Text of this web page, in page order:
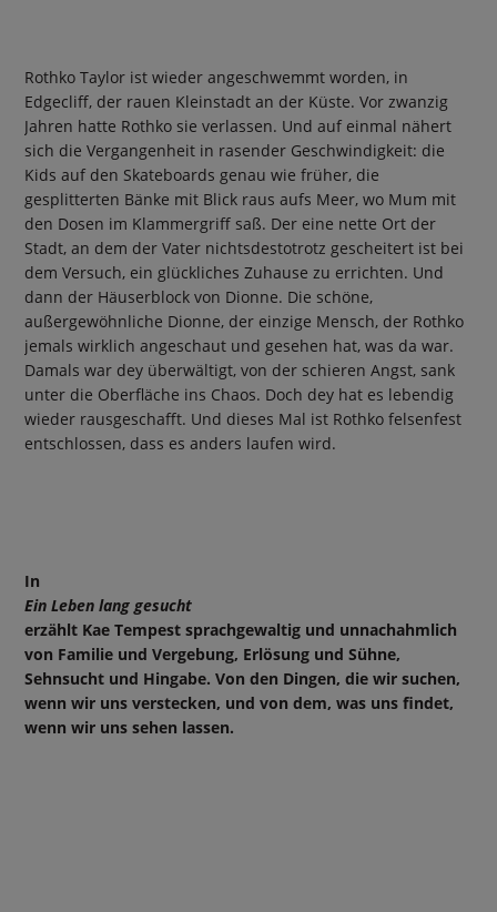
Rothko Taylor ist wieder angeschwemmt worden, in
Edgecliff, der rauen Kleinstadt an der Küste. Vor zwanzig
Jahren hatte Rothko sie verlassen. Und auf einmal nähert
sich die Vergangenheit in rasender Geschwindigkeit: die
Kids auf den Skateboards genau wie früher, die
gesplitterten Bänke mit Blick raus aufs Meer, wo Mum mit
den Dosen im Klammergriff saß. Der eine nette Ort der
Stadt, an dem der Vater nichtsdestotrotz gescheitert ist bei
dem Versuch, ein glückliches Zuhause zu errichten. Und
dann der Häuserblock von Dionne. Die schöne,
außergewöhnliche Dionne, der einzige Mensch, der Rothko
jemals wirklich angeschaut und gesehen hat, was da war.
Damals war dey überwältigt, von der schieren Angst, sank
unter die Oberfläche ins Chaos. Doch dey hat es lebendig
wieder rausgeschafft. Und dieses Mal ist Rothko felsenfest
entschlossen, dass es anders laufen wird.
In
Ein Leben lang gesucht
erzählt Kae Tempest sprachgewaltig und unnachahmlich
von Familie und Vergebung, Erlösung und Sühne,
Sehnsucht und Hingabe. Von den Dingen, die wir suchen,
wenn wir uns verstecken, und von dem, was uns findet,
wenn wir uns sehen lassen.